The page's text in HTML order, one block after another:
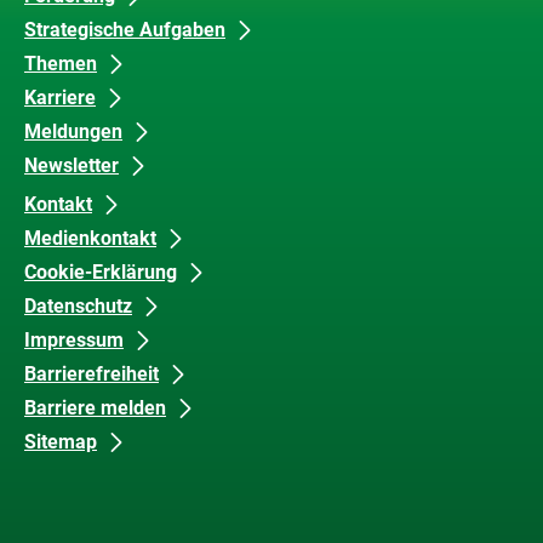
Inhalte
Strategische Aufgaben
Themen
Karriere
Meldungen
Newsletter
und
Barrierefreiheit
Kontakt
Medienkontakt
Cookie-Erklärung
Datenschutz
Impressum
Barrierefreiheit
Barriere melden
Sitemap